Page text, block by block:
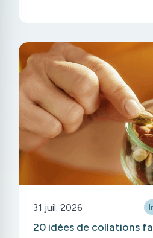
31 juil. 2026
20 idées de collations